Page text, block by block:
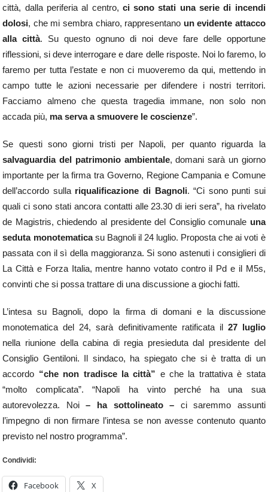
città, dalla periferia al centro, ci sono stati una serie di incendi
dolosi, che mi sembra chiaro, rappresentano un evidente attacco
alla città. Su questo ognuno di noi deve fare delle opportune
riflessioni, si deve interrogare e dare delle risposte. Noi lo faremo, lo
faremo per tutta l’estate e non ci muoveremo da qui, mettendo in
campo tutte le azioni necessarie per difendere i nostri territori.
Facciamo almeno che questa tragedia immane, non solo non
accada più, ma serva a smuovere le coscienze”.
Se questi sono giorni tristi per Napoli, per quanto riguarda la
salvaguardia del patrimonio ambientale, domani sarà un giorno
importante per la firma tra Governo, Regione Campania e Comune
dell’accordo sullariqualificazione di Bagnoli. “Ci sono punti sui
quali ci sono stati ancora contatti alle 23.30 di ieri sera”, ha rivelato
de Magistris, chiedendo al presidente del Consiglio comunale una
seduta monotematicasu Bagnoli il 24 luglio. Proposta che ai voti è
passata con il sì della maggioranza. Si sono astenuti i consiglieri di
La Città e Forza Italia, mentre hanno votato contro il Pd e il M5s,
convinti che si possa trattare di una discussione a giochi fatti.
L’intesa su Bagnoli, dopo la firma di domani e la discussione
monotematica del 24, sarà definitivamente ratificata il 27 luglio
nella riunione della cabina di regia presieduta dal presidente del
Consiglio Gentiloni. Il sindaco, ha spiegato che si è tratta di un
accordo “che non tradisce la città” e che la trattativa è stata
“molto complicata”. “Napoli ha vinto perché ha una sua
autorevolezza. Noi– ha sottolineato – ci saremmo assunti
l’impegno di non firmare l’intesa se non avesse contenuto quanto
previsto nel nostro programma”.
Condividi:
Facebook X